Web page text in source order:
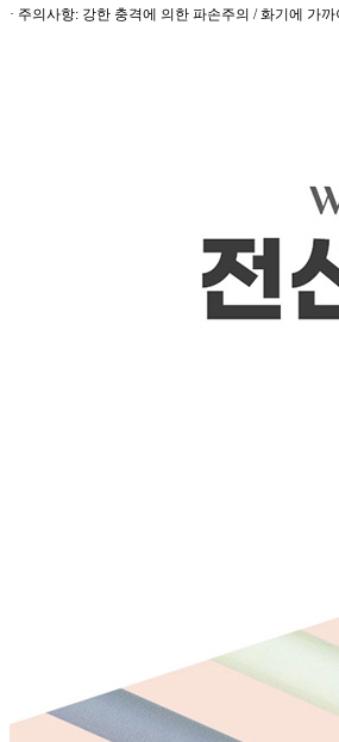
· 주의사항: 강한 충격에 의한 파손주의 / 화기에 가